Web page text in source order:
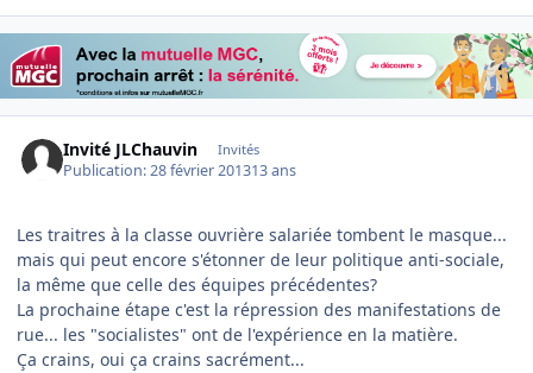
Invité JLChauvin Invités
Publication:28 février 201313 ans
Les traitres à la classe ouvrière salariée tombent le masque...
mais qui peut encore s'étonner de leur politique anti-sociale,
la même que celle des équipes précédentes?
La prochaine étape c'est la répression des manifestations de
rue... les "socialistes" ont de l'expérience en la matière.
Ça crains, oui ça crains sacrément...